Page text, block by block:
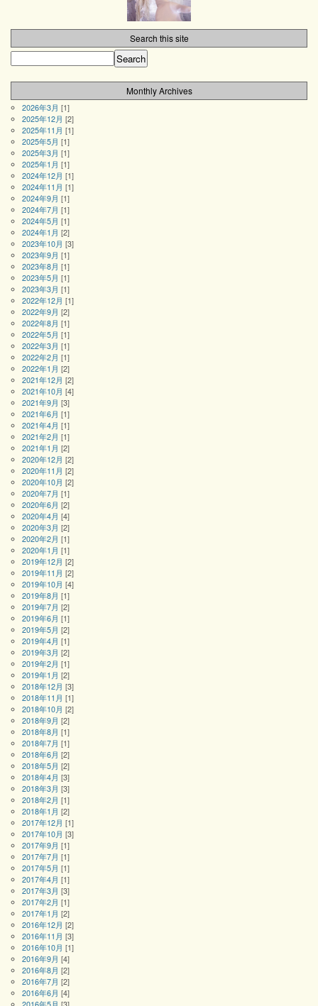
Search this site
Monthly Archives
2026年3月 [1]
2025年12月 [2]
2025年11月 [1]
2025年5月 [1]
2025年3月 [1]
2025年1月 [1]
2024年12月 [1]
2024年11月 [1]
2024年9月 [1]
2024年7月 [1]
2024年5月 [1]
2024年1月 [2]
2023年10月 [3]
2023年9月 [1]
2023年8月 [1]
2023年5月 [1]
2023年3月 [1]
2022年12月 [1]
2022年9月 [2]
2022年8月 [1]
2022年5月 [1]
2022年3月 [1]
2022年2月 [1]
2022年1月 [2]
2021年12月 [2]
2021年10月 [4]
2021年9月 [3]
2021年6月 [1]
2021年4月 [1]
2021年2月 [1]
2021年1月 [2]
2020年12月 [2]
2020年11月 [2]
2020年10月 [2]
2020年7月 [1]
2020年6月 [2]
2020年4月 [4]
2020年3月 [2]
2020年2月 [1]
2020年1月 [1]
2019年12月 [2]
2019年11月 [2]
2019年10月 [4]
2019年8月 [1]
2019年7月 [2]
2019年6月 [1]
2019年5月 [2]
2019年4月 [1]
2019年3月 [2]
2019年2月 [1]
2019年1月 [2]
2018年12月 [3]
2018年11月 [1]
2018年10月 [2]
2018年9月 [2]
2018年8月 [1]
2018年7月 [1]
2018年6月 [2]
2018年5月 [2]
2018年4月 [3]
2018年3月 [3]
2018年2月 [1]
2018年1月 [2]
2017年12月 [1]
2017年10月 [3]
2017年9月 [1]
2017年7月 [1]
2017年5月 [1]
2017年4月 [1]
2017年3月 [3]
2017年2月 [1]
2017年1月 [2]
2016年12月 [2]
2016年11月 [3]
2016年10月 [1]
2016年9月 [4]
2016年8月 [2]
2016年7月 [2]
2016年6月 [4]